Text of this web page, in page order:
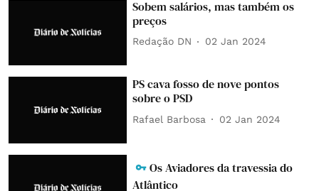
Sobem salários, mas também os
preços
Redação DN 02 Jan 2024
PS cava fosso de nove pontos
sobre o PSD
Rafael Barbosa 02 Jan 2024
Os Aviadores da travessia do
Atlântico